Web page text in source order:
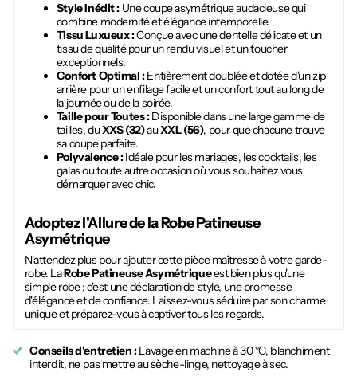
Style Inédit : Une coupe asymétrique audacieuse qui
combine modernité et élégance intemporelle.
Tissu Luxueux :Conçue avec une dentelle délicate et un
tissu de qualité pour un rendu visuel et un toucher
exceptionnels.
Confort Optimal :Entièrement doublée et dotée d'un zip
arrière pour un enfilage facile et un confort tout au long de
la journée ou de la soirée.
Taille pour Toutes :Disponible dans une large gamme de
tailles, duXXS (32)auXXL (56), pour que chacune trouve
sa coupe parfaite.
Polyvalence :Idéale pour les mariages, les cocktails, les
galas ou toute autre occasion où vous souhaitez vous
démarquer avec chic.
Adoptez l'Allure de laRobe Patineuse
Asymétrique
N'attendez plus pour ajouter cette pièce maîtresse à votre garde-
robe. LaRobe Patineuse Asymétriqueest bien plus qu'une
simple robe ; c'est une déclaration de style, une promesse
d'élégance et de confiance. Laissez-vous séduire par son charme
unique et préparez-vous à captiver tous les regards.
Conseils d'entretien :Lavage en machine à 30 °C, blanchiment
interdit, ne pas mettre au sèche-linge, nettoyage à sec.